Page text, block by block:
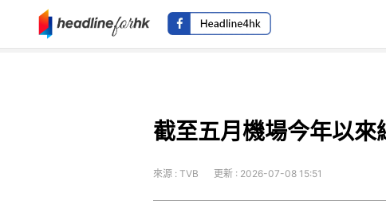
截至五月機場今年以
來源 : TVB 更新 : 2026-07-08 15:51